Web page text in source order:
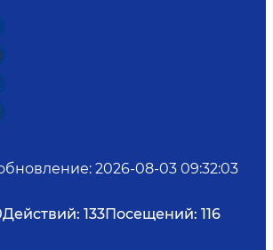
: 2026-08-03 09:32:03
Действий: 133Посещений: 116